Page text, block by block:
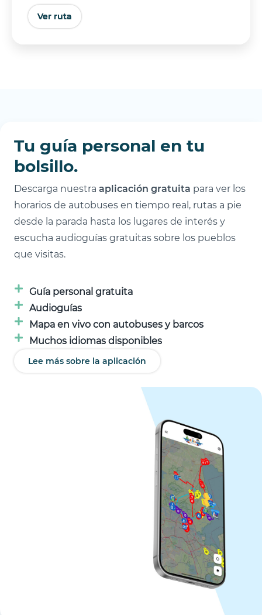
Ver ruta
Tu guía personal en tu
bolsillo.
Descarga nuestra aplicación gratuita para ver los
horarios de autobuses en tiempo real, rutas a pie
desde la parada hasta los lugares de interés y
escucha audioguías gratuitas sobre los pueblos
que visitas.
Guía personal gratuita
Audioguías
Mapa en vivo con autobuses y barcos
Muchos idiomas disponibles
Lee más sobre la aplicación